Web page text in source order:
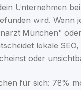
Unternehmen
wird. Wenn
München"
lokale
oder
für sich: 78%